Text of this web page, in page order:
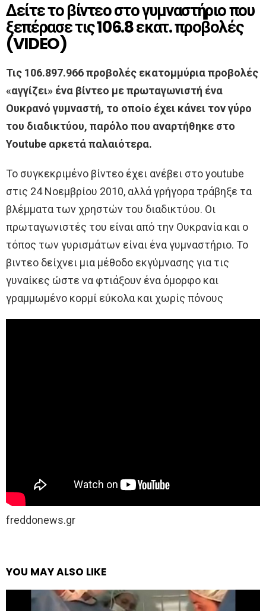
Δείτε το βίντεο στο γυμναστήριο που
ξεπέρασε τις 106.8 εκατ. προβολές
(VIDEO)
Τις 106.897.966 προβολές εκατομμύρια προβολές
«αγγίζει» ένα βίντεο με πρωταγωνιστή ένα
Ουκρανό γυμναστή, το οποίο έχει κάνει τον γύρο
του διαδικτύου, παρόλο που αναρτήθηκε στο
Youtube αρκετά παλαιότερα.
Το συγκεκριμένο βίντεο έχει ανέβει στο youtube
στις 24 Νοεμβρίου 2010, αλλά γρήγορα τράβηξε τα
βλέμματα των χρηστών του διαδικτύου. Οι
πρωταγωνιστές του είναι από την Ουκρανία και ο
τόπος των γυρισμάτων είναι ένα γυμναστήριο. Το
βιντεο δείχνει μια μέθοδο εκγύμνασης για τις
γυναίκες ώστε να φτιάξουν ένα όμορφο και
γραμμωμένο κορμί εύκολα και χωρίς πόνους
freddonews.gr
YOU MAY ALSO LIKE